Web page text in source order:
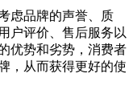
虑品牌的声誉、质
户评价、售后服务以
优势和劣势，消费者
，从而获得更好的使